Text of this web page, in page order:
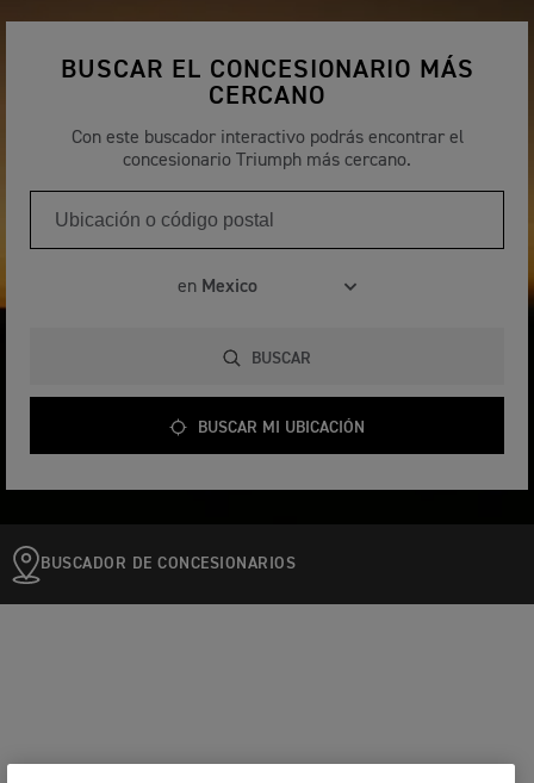
BUSCAR EL CONCESIONARIO MÁS
CERCANO
Con este buscador interactivo podrás encontrar el
concesionario Triumph más cercano.
en
BUSCAR
BUSCAR MI UBICACIÓN
BUSCADOR DE CONCESIONARIOS